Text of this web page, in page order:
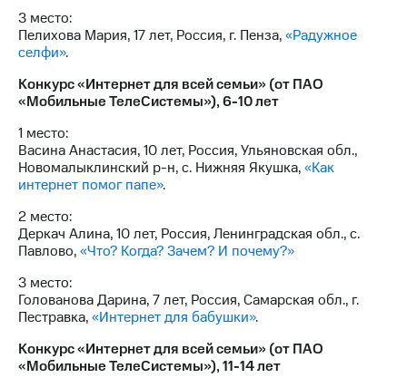
3 место:
Пелихова Мария, 17 лет, Россия, г. Пенза,«Радужное
селфи».
Конкурс «Интернет для всей семьи» (от ПАО
«Мобильные ТелеСистемы»), 6-10 лет
1 место:
Васина Анастасия, 10 лет, Россия, Ульяновская обл.,
Новомалыклинский р-н, с. Нижняя Якушка,«Как
интернет помог папе».
2 место:
Деркач Алина, 10 лет, Россия, Ленинградская обл., с.
Павлово,«Что? Когда? Зачем? И почему?»
3 место:
Голованова Дарина, 7 лет, Россия, Самарская обл., г.
Пестравка,«Интернет для бабушки».
Конкурс «Интернет для всей семьи» (от ПАО
«Мобильные ТелеСистемы»), 11-14 лет